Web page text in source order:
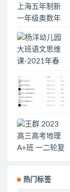
热门标签